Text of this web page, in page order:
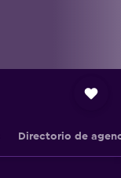
Directorio de